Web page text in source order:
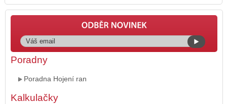
Poradny
Poradna Hojení ran
Kalkulačky